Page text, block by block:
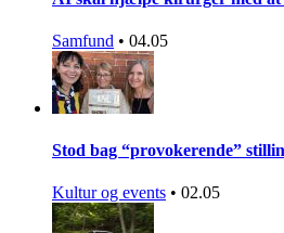
Samfund • 04.05
Stod bag “provokerende”
Kultur og events • 02.05